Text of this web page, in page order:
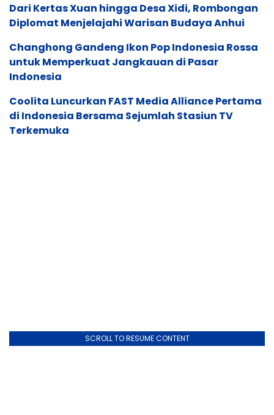
Dari Kertas Xuan hingga Desa Xidi, Rombongan
Diplomat Menjelajahi Warisan Budaya Anhui
Changhong Gandeng Ikon Pop Indonesia Rossa
untuk Memperkuat Jangkauan di Pasar
Indonesia
Coolita Luncurkan FAST Media Alliance Pertama
di Indonesia Bersama Sejumlah Stasiun TV
Terkemuka
SCROLL TO RESUME CONTENT